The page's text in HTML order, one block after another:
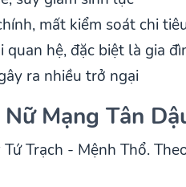
mất kiểm soát chi
hệ, đặc biệt là gia
ra nhiều trở ngại
Mạng Tân
Trạch - Mệnh Thổ.